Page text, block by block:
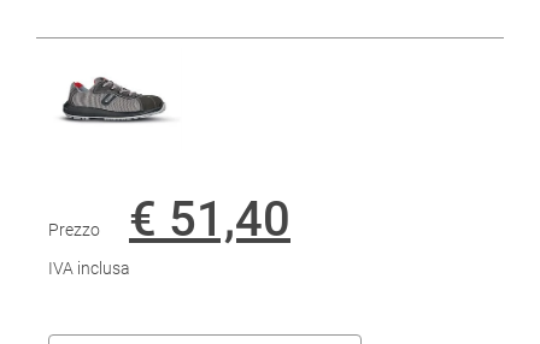
Prezzo € 51,40
IVA inclusa